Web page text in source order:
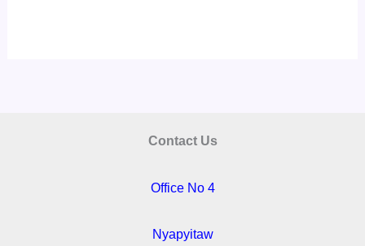
Contact Us
Office No 4
Nyapyitaw